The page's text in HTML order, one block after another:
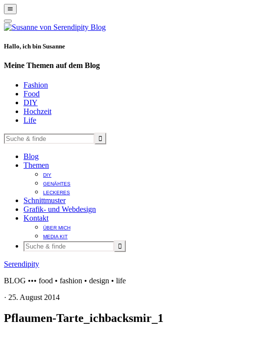
Show
Offscreen
Content
Hide
Offscreen
Hallo, ich bin Susanne
Meine Themen auf dem Blog
Fashion
Food
DIY
Hochzeit
Life
Blog
Themen
DIY
GENÄHTES
LECKERES
Schnittmuster
Grafik- und Webdesign
Kontakt
ÜBER MICH
MEDIA KIT
Serendipity
BLOG ••• food • fashion • design • life
· 25. August 2014
Pflaumen-Tarte_ichbacksmir_1